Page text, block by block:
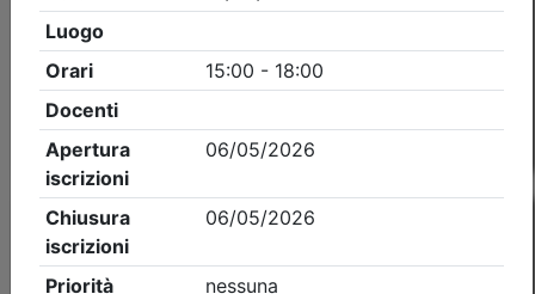
Nessun risultato per i parametri inseriti
Esito della ricerca eventi formativi